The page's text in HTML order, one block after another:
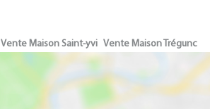
Vente Maison Saint-yvi Vente Maison Trégunc